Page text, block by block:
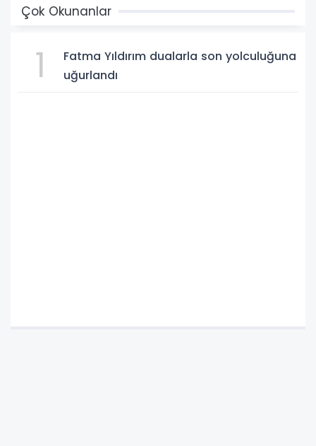
Çok Okunanlar
1
Fatma Yıldırım dualarla son yolculuğuna
uğurlandı